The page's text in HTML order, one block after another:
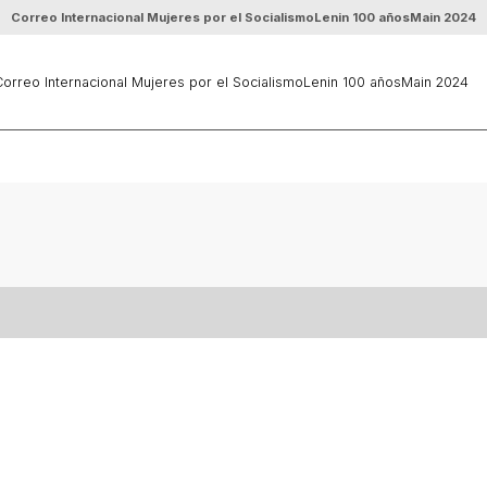
Correo Internacional Mujeres por el SocialismoLenin 100 añosMain 2024
Internacional Mujeres por el SocialismoLenin 100 añosMain 2024